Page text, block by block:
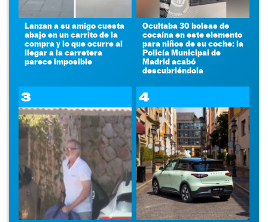
Lanzan a su amigo cuesta
abajo en un carrito de la
compra y lo que ocurre al
llegar a la carretera
parece imposible
Ocultaba 30 bolsas de
cocaína en este elemento
para niños de su coche: la
Policía Municipal de
Madrid acabó
descubriéndola
3 4